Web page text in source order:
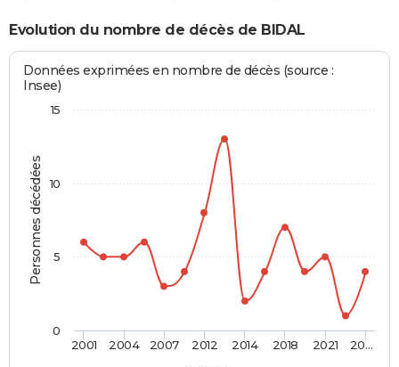
Evolution du nombre de décès de BIDAL
Personnes décédées
Données exprimées en nombre de décès (source :
Insee)
2001 2004 2007 2012 2014 2018 2021 20…
0
5
10
15